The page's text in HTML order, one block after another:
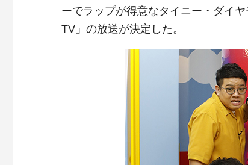
ーでラップが得意なタイニー・ダイ
TV」の放送が決定した。